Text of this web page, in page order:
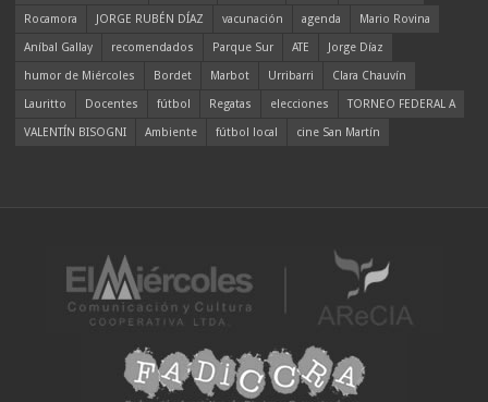
Rocamora
JORGE RUBÉN DÍAZ vacunación agenda
Mario Rovina
Aníbal Gallay
recomendados Parque Sur ATE
Jorge Díaz
humor de Miércoles
Bordet Marbot Urribarri
Clara Chauvín
Lauritto
Docentes fútbol Regatas elecciones
TORNEO FEDERAL A
VALENTÍN BISOGNI
Ambiente fútbol local cine San Martín